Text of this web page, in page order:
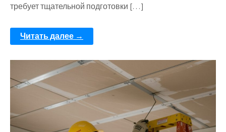
требует тщательной подготовки […]
Читать далее →